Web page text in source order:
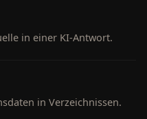
in einer KI-Antwort.
in Verzeichnissen.